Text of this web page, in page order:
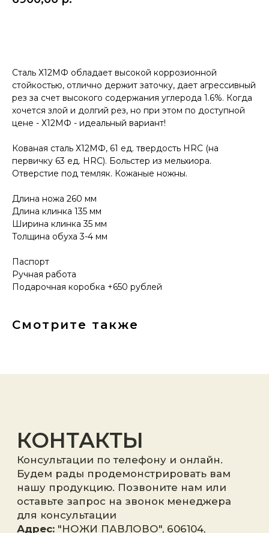
Сталь Х12МФ обладает высокой коррозионной
стойкостью, отлично держит заточку, дает агрессивный
рез за счет высокого содержания углерода 1.6%. Когда
хочется злой и долгий рез, но при этом по доступной
цене - Х12МФ - идеальный вариант!
Кованая сталь Х12МФ, 61 ед. твердость HRC (на
первичку 63 ед. HRC). Больстер из мельхиора.
Отверстие под темляк. Кожаные ножны.
Длина ножа 260 мм
Длина клинка 135 мм
Ширина клинка 35 мм
Толщина обуха 3-4 мм
Паспорт
Ручная работа
Подарочная коробка +650 рублей
Смотрите также
КОНТАКТЫ
Консультации по телефону и онлайн.
Будем рады продемонстрировать вам
нашу продукцию. Позвоните нам или
оставьте запрос на звонок менеджера
для консультации
Нижегородская обл., Россия
ООО "ПТФ" ИНН 6686090373
Часы работы: ПН-ПТ с 09.00 до 17.00
Телефон:
+7 (996) 130−131−1
+7